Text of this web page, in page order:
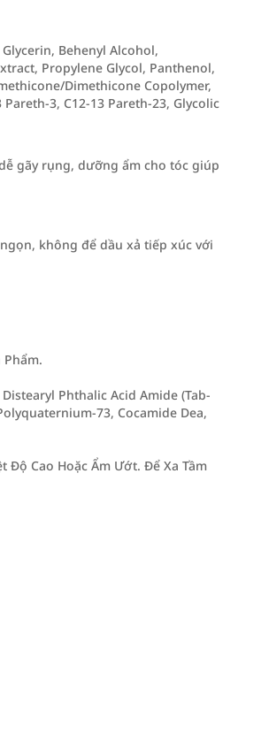
Behenyl Alcohol,
Propylene Glycol, Panthenol,
Dimethicone Copolymer,
3, C12-13 Pareth-23, Glycolic
gãy rụng, dưỡng ẩm cho tóc giúp
không để dầu xả tiếp xúc với
Phthalic Acid Amide (Tab-
73, Cocamide Dea,
Độ Cao Hoặc Ẩm Ướt. Để Xa Tầm